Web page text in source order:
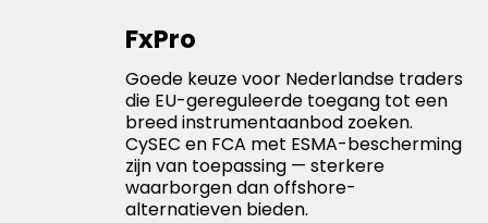
FxPro
Goede keuze voor Nederlandse traders
die EU-gereguleerde toegang tot een
breed instrumentaanbod zoeken.
CySEC en FCA met ESMA-bescherming
zijn van toepassing — sterkere
waarborgen dan offshore-
alternatieven bieden.